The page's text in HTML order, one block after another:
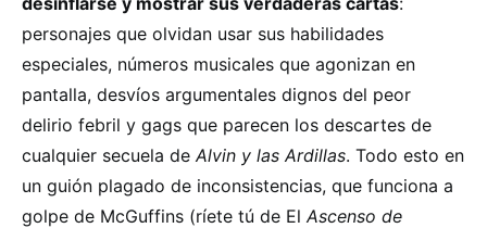
personajes que olvidan usar sus habilidades
especiales, números musicales que agonizan en
pantalla, desvíos argumentales dignos del peor
delirio febril y gags que parecen los descartes de
cualquier secuela de Alvin y las Ardillas. Todo esto en
un guión plagado de inconsistencias, que funciona a
golpe de McGuffins (ríete tú de El Ascenso de